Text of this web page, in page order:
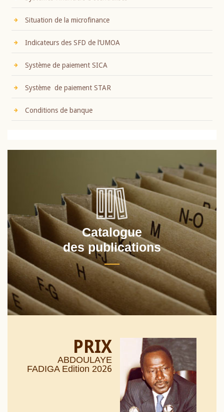
Situation de la microfinance
Indicateurs des SFD de l’UMOA
Système de paiement SICA
Système de paiement STAR
Conditions de banque
Catalogue
des publications
PRIX
ABDOULAYE
FADIGA Edition 2026